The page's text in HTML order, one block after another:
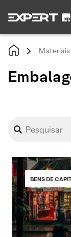
Materiais
BENS DE